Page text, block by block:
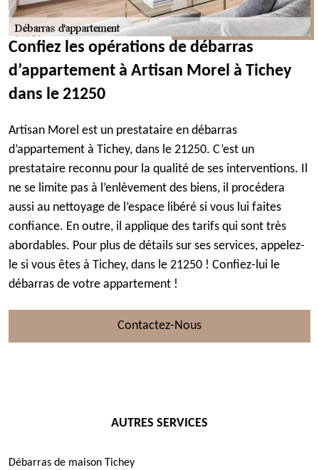
Confiez les opérations de débarras
d’appartement à Artisan Morel à Tichey
dans le 21250
Artisan Morel est un prestataire en débarras
d’appartement à Tichey, dans le 21250. C’est un
prestataire reconnu pour la qualité de ses interventions. Il
ne se limite pas à l’enlèvement des biens, il procédera
aussi au nettoyage de l’espace libéré si vous lui faites
confiance. En outre, il applique des tarifs qui sont très
abordables. Pour plus de détails sur ses services, appelez-
le si vous êtes à Tichey, dans le 21250 ! Confiez-lui le
débarras de votre appartement !
Contactez-Nous
AUTRES SERVICES
Débarras de maison Tichey